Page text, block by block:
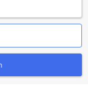
ได้เช่นกัน
งเที่ยวที่น่าสนใจใน
ศศิลปะและวัฒนธรรม
ง วัดโลกโมฬี ที่เป็น
องนักท่องเที่ยวทั้ง
เป็นสถานที่ท่องเที่ยว